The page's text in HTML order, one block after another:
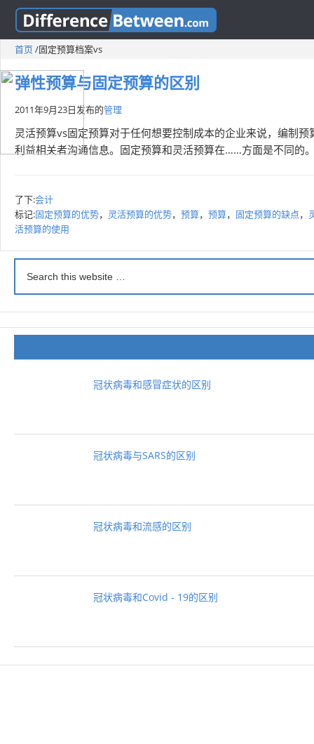
首页/固定预算档案vs
弹性预算与固定预算的区别
2011年9月23日发布的管理
灵活预算vs固定预算对于任何想要控制成本的企业来说，编制
利益相关者沟通信息。固定预算和灵活预算在……方面是不同的
了下:会计
标记:固定预算的优势， 灵活预算的优势， 预算， 预算， 固定预算的缺点，
活预算的使用
冠状病毒和感冒症状的区别
冠状病毒与SARS的区别
冠状病毒和流感的区别
冠状病毒和Covid - 19的区别